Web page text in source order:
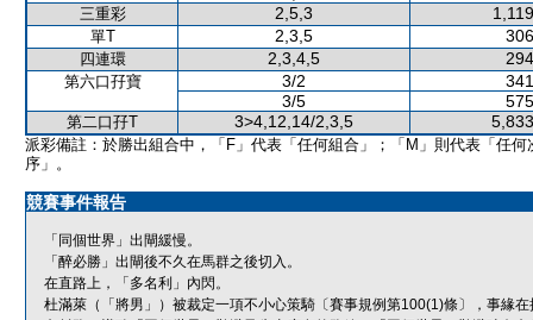
三重彩 2,5,3
單T 2,3,5
四連環 2,3,4,5
第六口孖寶 3/2
3/5
第二口孖T 3>4,12,14/2,3,5
派彩備註：於勝出組合中，「F」代表「任何組合」；「M」則代表「任何
序」。
競賽事件報告
「同個世界」出閘緩慢。
「醉必勝」出閘後不久在馬群之後切入。
在直路上，「多名利」內閃。
杜滿萊（「將男」）被裁定一項不小心策騎〔賽事規例第100(1)條〕，事緣